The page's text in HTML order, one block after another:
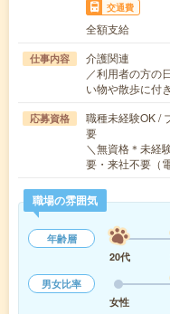
交通費
全額支給
仕事内容
介護関連
／利用者の方
い物や散歩に付
応募資格
職種未経験OK /
要
＼無資格＊未経
要・来社不要（
職場の雰囲気
年齢層
20代
男女比率
女性